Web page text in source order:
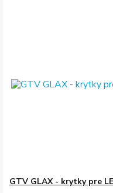
GTV GLAX - krytky pre